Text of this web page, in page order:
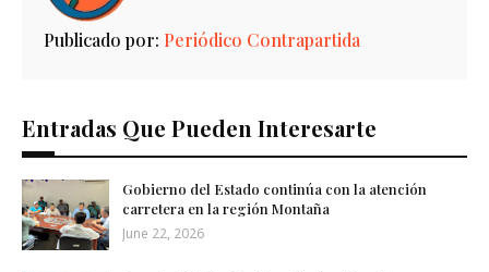
Publicado por: Periódico Contrapartida
Entradas Que Pueden Interesarte
Gobierno del Estado continúa con la atención
carretera en la región Montaña
June 22, 2026